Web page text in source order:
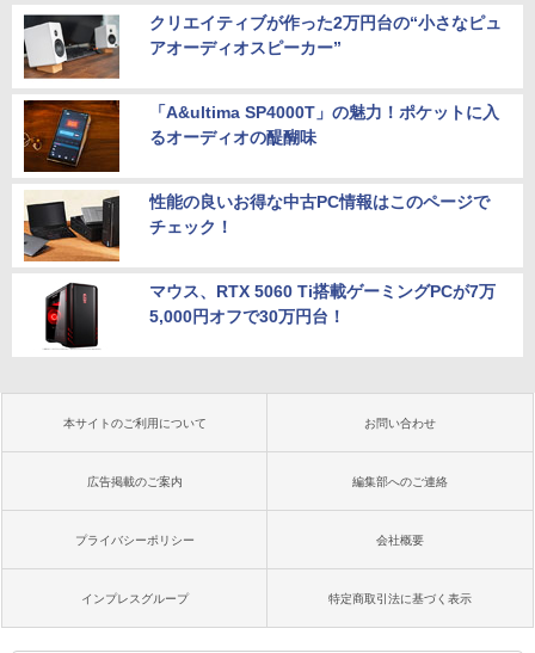
クリエイティブが作った2万円台の“小さなピュ
アオーディオスピーカー”
「A&ultima SP4000T」の魅力！ポケットに入
るオーディオの醍醐味
性能の良いお得な中古PC情報はこのページで
チェック！
マウス、RTX 5060 Ti搭載ゲーミングPCが7万
5,000円オフで30万円台！
本サイトのご利用について お問い合わせ
広告掲載のご案内 編集部へのご連絡
プライバシーポリシー 会社概要
インプレスグループ 特定商取引法に基づく表示